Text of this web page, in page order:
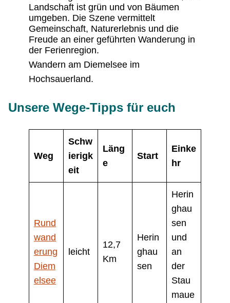
Wandern am Diemelsee im
Hochsauerland.
Unsere Wege-Tipps für euch
Weg
Schw
ierigk
eit
Läng
e
Start
Einke
hr
Rund
wand
erung
Diem
elsee
leicht
12,7
Km
Herin
ghau
sen
Herin
ghau
sen
und
an
der
Stau
maue